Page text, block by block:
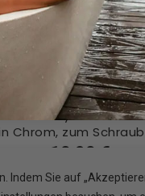
Care System -
Chrom, zum
10,90 €
Indem Sie auf